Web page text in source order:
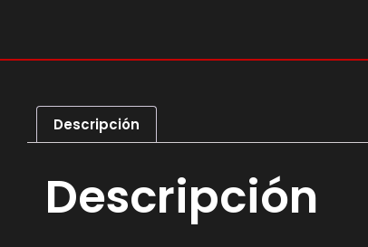
Descripción
Descripción